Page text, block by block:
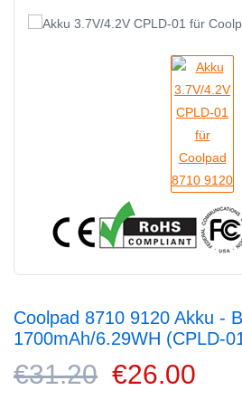
Coolpad 8710 9120 Akku -
1700mAh/6.29WH (CPLD-
€31.20 €26.00